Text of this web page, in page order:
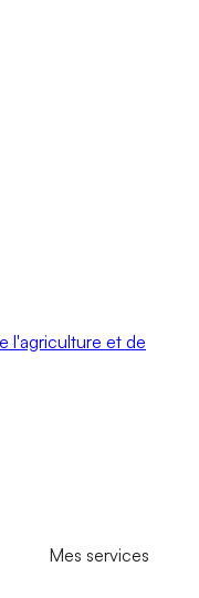
l'agriculture et de
Mes services